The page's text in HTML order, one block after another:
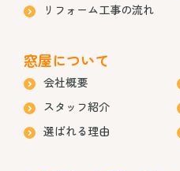
リフォーム工事の流れ
窓屋について
会社概要
スタッフ紹介
選ばれる理由